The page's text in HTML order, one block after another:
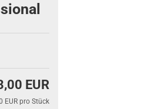
EUR
EUR pro Stück